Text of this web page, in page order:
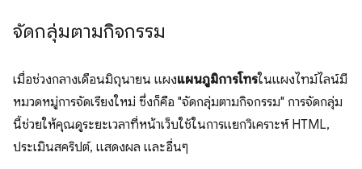
จัดกลุ่มตามกิจกรรม
เมื่อช่วงกลางเดือนมิถุนายน แผงแผนภูมิการโทรในแผงไทม์ไลน์มี
หมวดหมู่การจัดเรียงใหม่ ซึ่งก็คือ "จัดกลุ่มตามกิจกรรม" การจัดกลุ่ม
นี้ช่วยให้คุณดูระยะเวลาที่หน้าเว็บใช้ในการแยกวิเคราะห์ HTML,
ประเมินสคริปต์, แสดงผล และอื่นๆ